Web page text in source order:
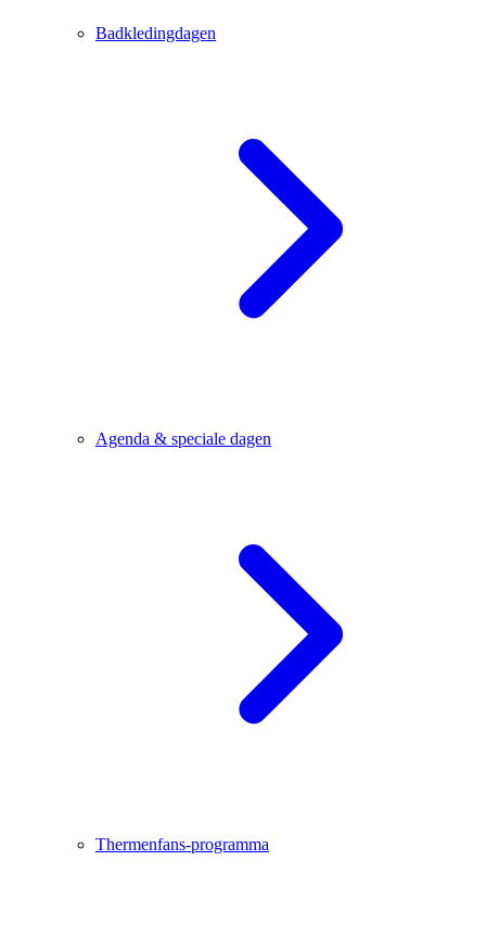
Badkledingdagen
Agenda & speciale dagen
Thermenfans-programma